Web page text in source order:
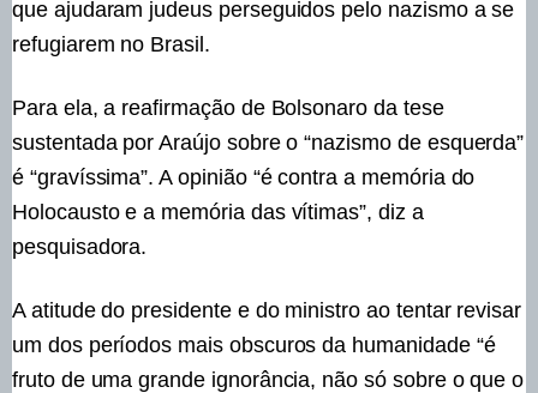
que ajudaram judeus perseguidos pelo nazismo a se
refugiarem no Brasil.
Para ela, a reafirmação de Bolsonaro da tese
sustentada por Araújo sobre o “nazismo de esquerda”
é “gravíssima”. A opinião “é contra a memória do
Holocausto e a memória das vítimas”, diz a
pesquisadora.
A atitude do presidente e do ministro ao tentar revisar
um dos períodos mais obscuros da humanidade “é
fruto de uma grande ignorância, não só sobre o que o